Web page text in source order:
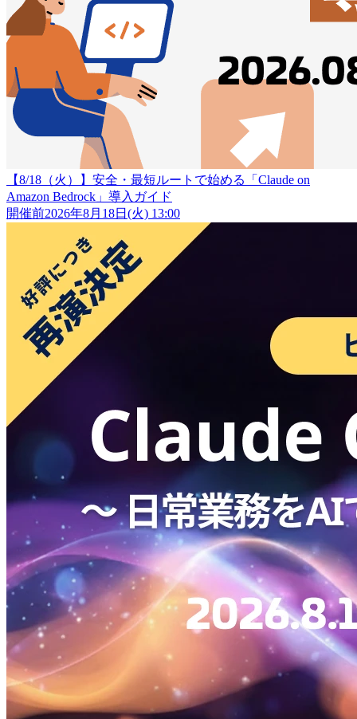
【8/18（火）】安全・最短ルートで始める「Claude on
Amazon Bedrock」導入ガイド
開催前2026年8月18日(火) 13:00